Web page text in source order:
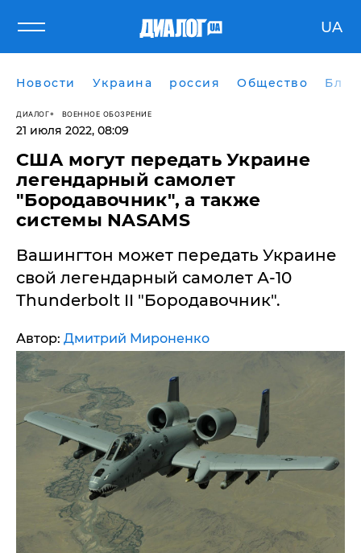
UA
Новости Украина россия Общество
ДИАЛОГ ВОЕННОЕ ОБОЗРЕНИЕ
21 июля 2022, 08:09
​США могут передать Украине
легендарный самолет
"Бородавочник", а также
системы NASAMS
Вашингтон может передать Украине
свой легендарный самолет А-10
Thunderbolt II "Бородавочник".
Автор: Дмитрий Мироненко